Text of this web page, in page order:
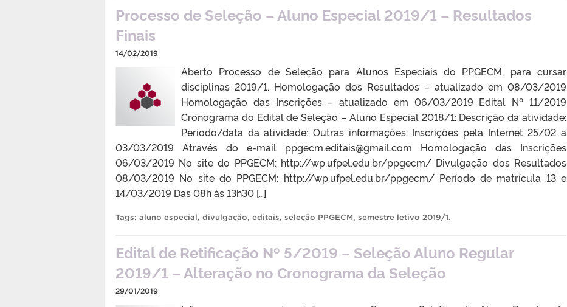
Processo de Seleção – Aluno Especial 2019/1 – Resultados
Finais
14/02/2019
Aberto Processo de Seleção para Alunos Especiais do PPGECM, para cursar
disciplinas 2019/1. Homologação dos Resultados – atualizado em 08/03/2019
Homologação das Inscrições – atualizado em 06/03/2019 Edital Nº 11/2019
Cronograma do Edital de Seleção – Aluno Especial 2018/1: Descrição da atividade:
Período/data da atividade: Outras informações: Inscrições pela Internet 25/02 a
03/03/2019 Através do e-mail ppgecm.editais@gmail.com Homologação das Inscrições
06/03/2019 No site do PPGECM: http://wp.ufpel.edu.br/ppgecm/ Divulgação dos Resultados
08/03/2019 No site do PPGECM: http://wp.ufpel.edu.br/ppgecm/ Período de matrícula 13 e
14/03/2019 Das 08h às 13h30 […]
Tags: aluno especial, divulgação, editais, seleção PPGECM, semestre letivo 2019/1.
Edital de Retificação Nº 5/2019 – Seleção Aluno Regular
2019/1 – Alteração no Cronograma da Seleção
29/01/2019